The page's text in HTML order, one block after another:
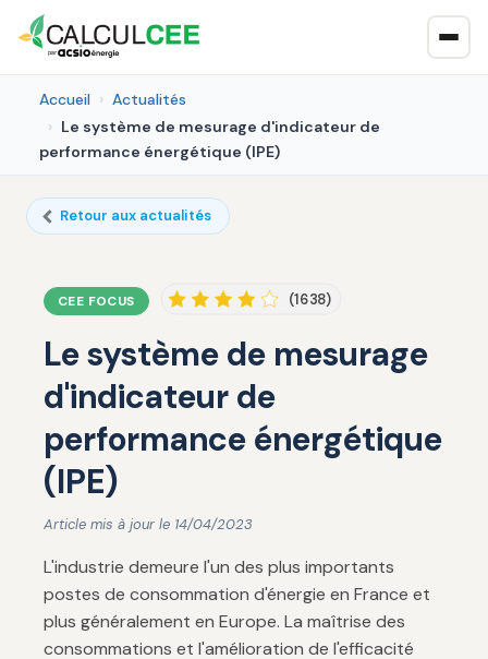
Accueil
Actualités
Le système de mesurage d'indicateur de
performance énergétique (IPE)
Retour aux actualités
CEE FOCUS (1638)
Le système de mesurage
d'indicateur de
performance énergétique
(IPE)
Article mis à jour le 14/04/2023
L'industrie demeure l'un des plus importants
postes de consommation d'énergie en France et
plus généralement en Europe. La maîtrise des
consommations et l'amélioration de l'efficacité